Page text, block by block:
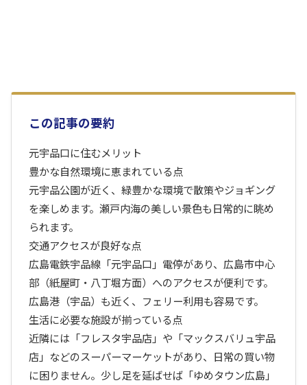
この記事の要約
元宇品口に住むメリット
豊かな自然環境に恵まれている点
元宇品公園が近く、緑豊かな環境で散策やジョギング
を楽しめます。瀬戸内海の美しい景色も日常的に眺め
られます。
交通アクセスが良好な点
広島電鉄宇品線「元宇品口」電停があり、広島市中心
部（紙屋町・八丁堀方面）へのアクセスが便利です。
広島港（宇品）も近く、フェリー利用も容易です。
生活に必要な施設が揃っている点
近隣には「フレスタ宇品店」や「マックスバリュ宇品
店」などのスーパーマーケットがあり、日常の買い物
に困りません。少し足を延ばせば「ゆめタウン広島」